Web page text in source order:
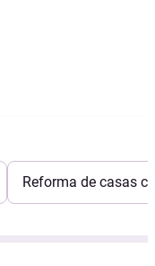
Reforma de casas